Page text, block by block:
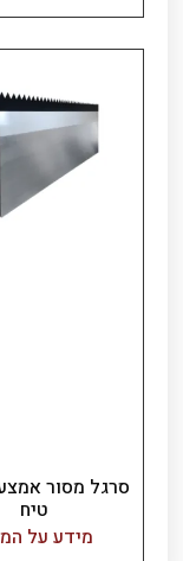
סרגל מסור
טיח
מידע על